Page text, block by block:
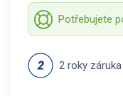
Potřebujete
2 roky záruka